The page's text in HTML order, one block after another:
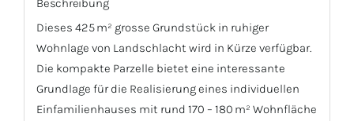
Beschreibung
Dieses 425 m² grosse Grundstück in ruhiger
Wohnlage von Landschlacht wird in Kürze verfügbar.
Die kompakte Parzelle bietet eine interessante
Grundlage für die Realisierung eines individuellen
Einfamilienhauses mit rund 170 – 180 m² Wohnfläche